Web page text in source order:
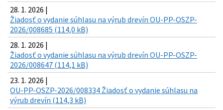
28. 1. 2026 |
Žiadosť o vydanie súhlasu na výrub drevín OU-PP-OSZP-
2026/008685 (114,0 kB)
28. 1. 2026 |
Žiadosť o vydanie súhlasu na výrub drevín OU-PP-OSZP-
2026/008647 (114,1 kB)
23. 1. 2026 |
OU-PP-OSZP-2026/008334 Žiadosť o vydanie súhlasu na
výrub drevín (114,3 kB)